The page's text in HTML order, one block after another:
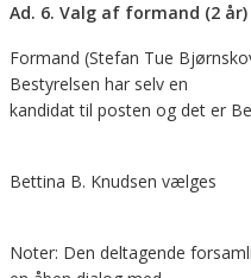
Ad. 6. Valg af formand (2 år)
Formand (Stefan Tue
Bestyrelsen har selv en
kandidat til posten og det er
Bettina B. Knudsen vælges
Noter: Den deltagende